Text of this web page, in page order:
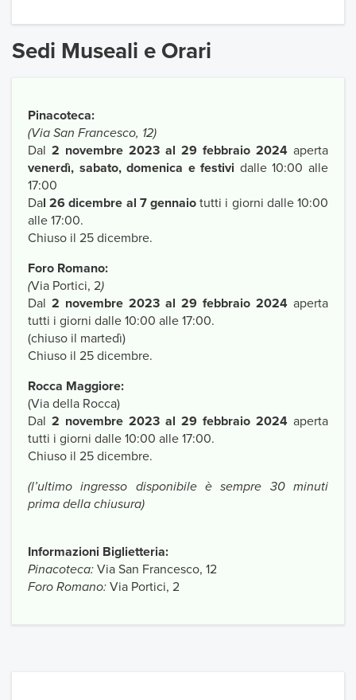
Sedi Museali e Orari
Pinacoteca:
(Via San Francesco, 12)
Dal 2 novembre 2023 al 29 febbraio 2024 aperta
venerdì, sabato, domenica e festivi dalle 10:00 alle
17:00
Dal 26 dicembre al 7 gennaio tutti i giorni dalle 10:00
alle 17:00.
Chiuso il 25 dicembre.
Foro Romano:
(Via Portici, 2)
Dal 2 novembre 2023 al 29 febbraio 2024 aperta
tutti i giorni dalle 10:00 alle 17:00.
(chiuso il martedì)
Chiuso il 25 dicembre.
Rocca Maggiore:
(Via della Rocca)
Dal 2 novembre 2023 al 29 febbraio 2024 aperta
tutti i giorni dalle 10:00 alle 17:00.
Chiuso il 25 dicembre.
(l’ultimo ingresso disponibile è sempre 30 minuti
prima della chiusura)
Informazioni Biglietteria:
Pinacoteca: Via San Francesco, 12
Foro Romano: Via Portici, 2